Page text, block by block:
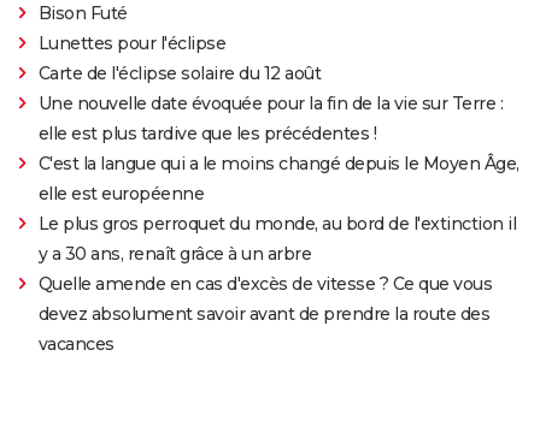
Bison Futé
Lunettes pour l'éclipse
Carte de l'éclipse solaire du 12 août
Une nouvelle date évoquée pour la fin de la vie sur Terre :
elle est plus tardive que les précédentes !
C'est la langue qui a le moins changé depuis le Moyen Âge,
elle est européenne
Le plus gros perroquet du monde, au bord de l'extinction il
y a 30 ans, renaît grâce à un arbre
Quelle amende en cas d'excès de vitesse ? Ce que vous
devez absolument savoir avant de prendre la route des
vacances